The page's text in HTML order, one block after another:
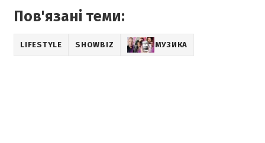
Пов'язані теми:
LIFESTYLE SHOWBIZ МУЗИКА